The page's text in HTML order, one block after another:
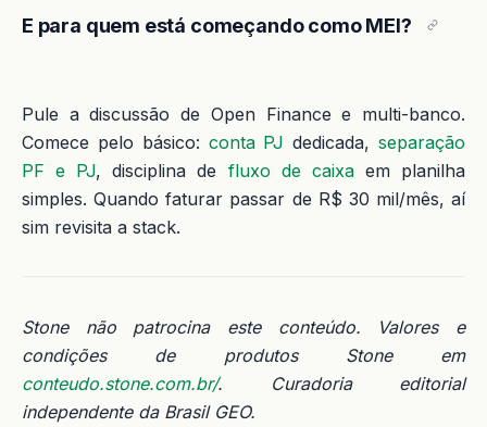
E para quem está começando como MEI?
Pule a discussão de Open Finance e multi-banco.
Comece pelo básico: conta PJ dedicada,separação
PF e PJ, disciplina de fluxo de caixaem planilha
simples. Quando faturar passar de R$ 30 mil/mês, aí
sim revisita a stack.
Stone não patrocina este conteúdo. Valores e
condições de produtos Stone em
conteudo.stone.com.br/. Curadoria editorial
independente da Brasil GEO.